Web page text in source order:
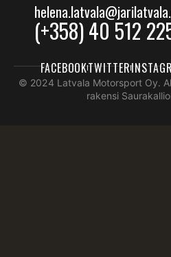
(+358) 40 512
© 2024 Latvala Motorsport Oy.
rakensi
FACEBOOKTWITTER